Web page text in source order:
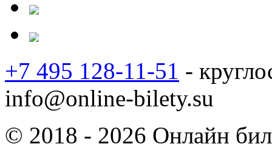
+7 495 128-11-51 -
info@online-bilety.su
© 2018 - 2026 Онлайн